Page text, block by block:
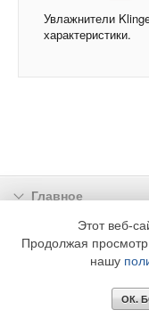
Увлажнители
характеристики.
Главное
Подписка
Информация
Этот веб-
Продолжая
нашу
ОК.